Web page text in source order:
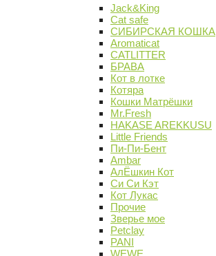
Jack&King
Cat safe
СИБИРСКАЯ КОШКА
Aromaticat
CATLITTER
БРАВА
Кот в лотке
Котяра
Кошки Матрёшки
Mr.Fresh
HAKASE AREKKUSU
Little Friends
Пи-Пи-Бент
Ambar
АлЁшкин Кот
Си Си Кэт
Кот Лукас
Прочие
Зверье мое
Petclay
PANI
WEWE